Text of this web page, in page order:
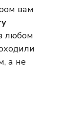
вам
любом
а не